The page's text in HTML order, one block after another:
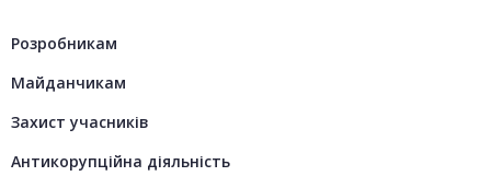
Розробникам
Майданчикам
Захист учасників
Антикорупційна діяльність